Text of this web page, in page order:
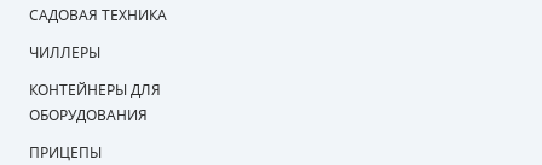
САДОВАЯ ТЕХНИКА
ЧИЛЛЕРЫ
КОНТЕЙНЕРЫ ДЛЯ
ОБОРУДОВАНИЯ
ПРИЦЕПЫ